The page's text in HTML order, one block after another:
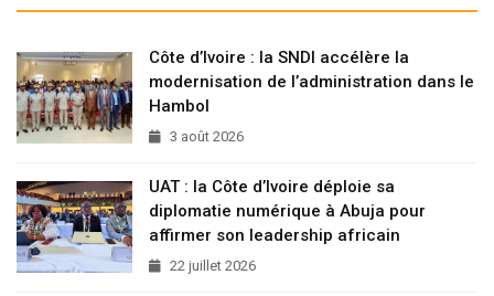
Côte d’Ivoire : la SNDI accélère la
modernisation de l’administration dans le
Hambol
3 août 2026
UAT : la Côte d’Ivoire déploie sa
diplomatie numérique à Abuja pour
affirmer son leadership africain
22 juillet 2026